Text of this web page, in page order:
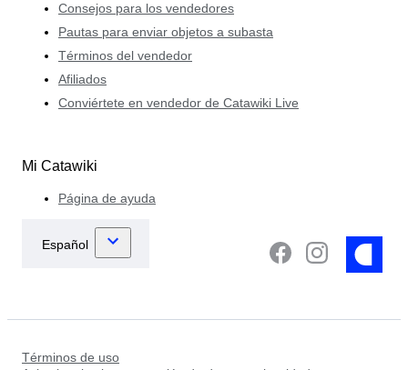
Consejos para los vendedores
Pautas para enviar objetos a subasta
Términos del vendedor
Afiliados
Conviértete en vendedor de Catawiki Live
Mi Catawiki
Página de ayuda
Términos de uso